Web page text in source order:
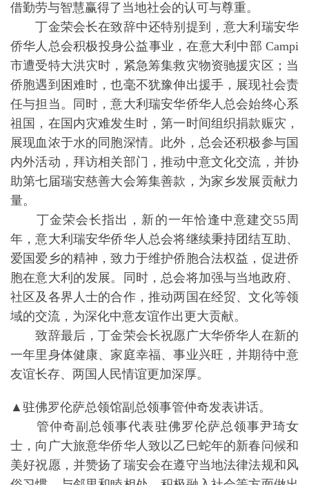
借勤劳与智慧赢得了当地社会的认可与尊重。
丁金荣会长在致辞中还特别提到，意大利瑞安华
侨华人总会积极投身公益事业，在意大利中部 Campi
市遭受特大洪灾时，紧急筹集救灾物资驰援灾区；当
侨胞遇到困难时，也毫不犹豫伸出援手，展现社会责
任与担当。同时，意大利瑞安华侨华人总会始终心系
祖国，在国内灾难发生时，第一时间组织捐款赈灾，
展现血浓于水的同胞深情。此外，总会还积极参与国
内外活动，拜访相关部门，推动中意文化交流，并协
助第七届瑞安慈善大会筹集善款，为家乡发展贡献力
量。
丁金荣会长指出，新的一年恰逢中意建交55周
年，意大利瑞安华侨华人总会将继续秉持团结互助、
爱国爱乡的精神，致力于维护侨胞合法权益，促进侨
胞在意大利的发展。同时，总会将加强与当地政府、
社区及各界人士的合作，推动两国在经贸、文化等领
域的交流，为深化中意友谊作出更大贡献。
致辞最后，丁金荣会长祝愿广大华侨华人在新的
一年里身体健康、家庭幸福、事业兴旺，并期待中意
友谊长存、两国人民情谊更加深厚。